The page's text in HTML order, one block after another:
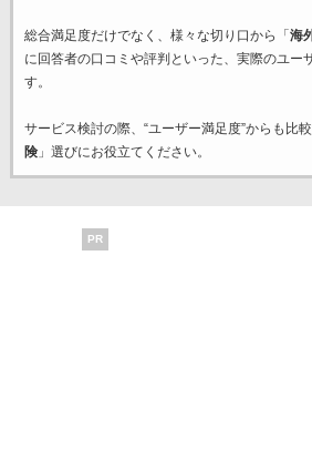
総合満足度だけでなく、様々な切り口から「 海
に回答者の口コミや評判といった、実際のユー
す。
サービス検討の際、“ユーザー満足度”からも比
険」選びにお役立てください。
PR